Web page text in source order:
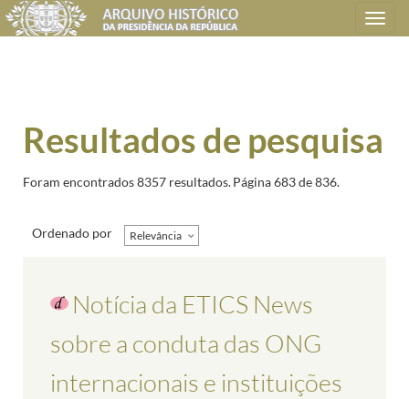
Toggle
navigation
Resultados de pesquisa
Foram encontrados 8357 resultados.Página 683 de 836.
Ordenado por Relevância
Notícia da ETICS News
sobre a conduta das ONG
internacionais e instituições